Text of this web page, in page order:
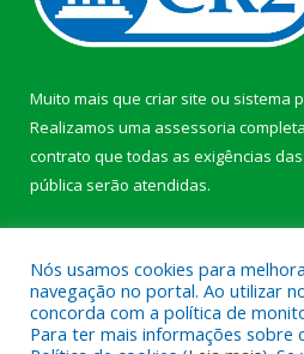
Muito mais que criar site ou sistema
Realizamos uma assessoria
contrato que todas as exigências das
pública serão atendidas.
Nós usamos cookies para
navegação no portal. Ao utilizar
concorda com a política de
Para ter mais informações sobre